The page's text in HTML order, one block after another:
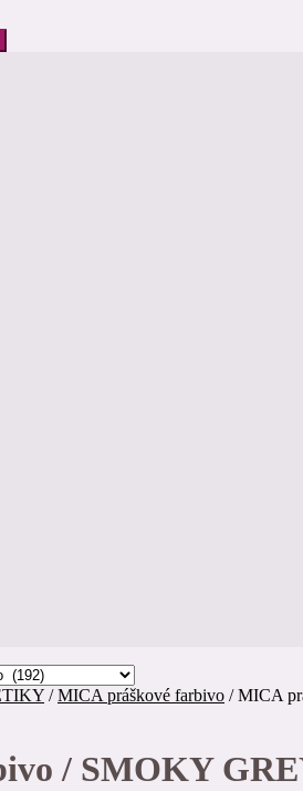
/MICA práškové farbivo /MICA
/ SMOKY